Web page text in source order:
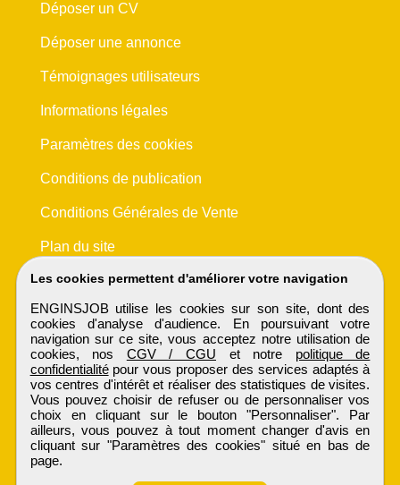
Les cookies permettent d'améliorer votre navigation
ENGINSJOB utilise les cookies sur son site, dont des
cookies d'analyse d'audience. En poursuivant votre
navigation sur ce site, vous acceptez notre utilisation de
cookies, nos CGV / CGU et notre politique de
confidentialitépour vous proposer des services adaptés à
vos centres d'intérêt et réaliser des statistiques de visites.
Vous pouvez choisir de refuser ou de personnaliser vos
choix en cliquant sur le bouton "Personnaliser". Par
ailleurs, vous pouvez à tout moment changer d'avis en
cliquant sur "Paramètres des cookies" situé en bas de
page.
Déposer un CV
Déposer une annonce
Témoignages utilisateurs
Informations légales
Paramètres des cookies
Conditions de publication
Conditions Générales de Vente
Plan du site